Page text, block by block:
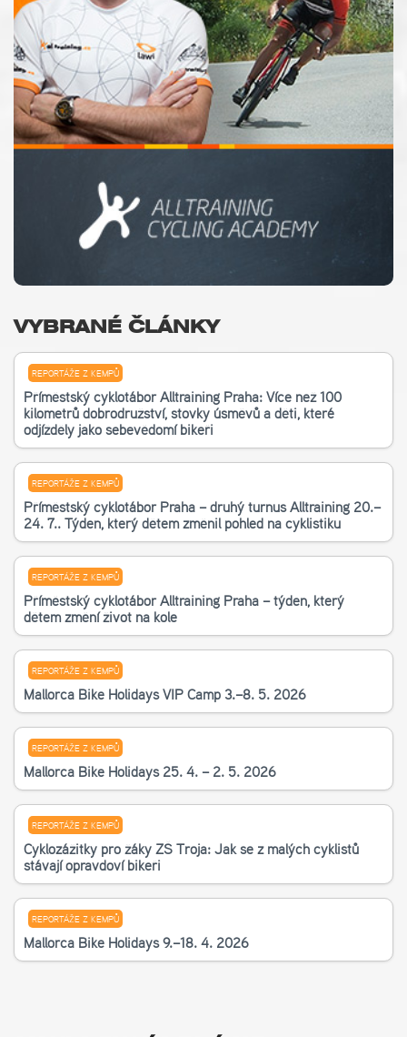
VYBRANÉ ČLÁNKY
REPORTÁŽE Z KEMPŮ
Příměstský cyklotábor Alltraining Praha: Více než 100
kilometrů dobrodružství, stovky úsměvů a děti, které
odjížděly jako sebevědomí bikeři
REPORTÁŽE Z KEMPŮ
Příměstský cyklotábor Praha – druhý turnus Alltraining 20.–
24. 7.. Týden, který dětem změnil pohled na cyklistiku
REPORTÁŽE Z KEMPŮ
Příměstský cyklotábor Alltraining Praha – týden, který
dětem změní život na kole
REPORTÁŽE Z KEMPŮ
Mallorca Bike Holidays VIP Camp 3.–8. 5. 2026
REPORTÁŽE Z KEMPŮ
Mallorca Bike Holidays 25. 4. – 2. 5. 2026
REPORTÁŽE Z KEMPŮ
Cyklozážitky pro žáky ZŠ Troja: Jak se z malých cyklistů
stávají opravdoví bikeři
REPORTÁŽE Z KEMPŮ
Mallorca Bike Holidays 9.–18. 4. 2026